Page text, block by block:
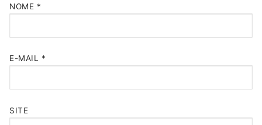
NOME *
E-MAIL *
SITE